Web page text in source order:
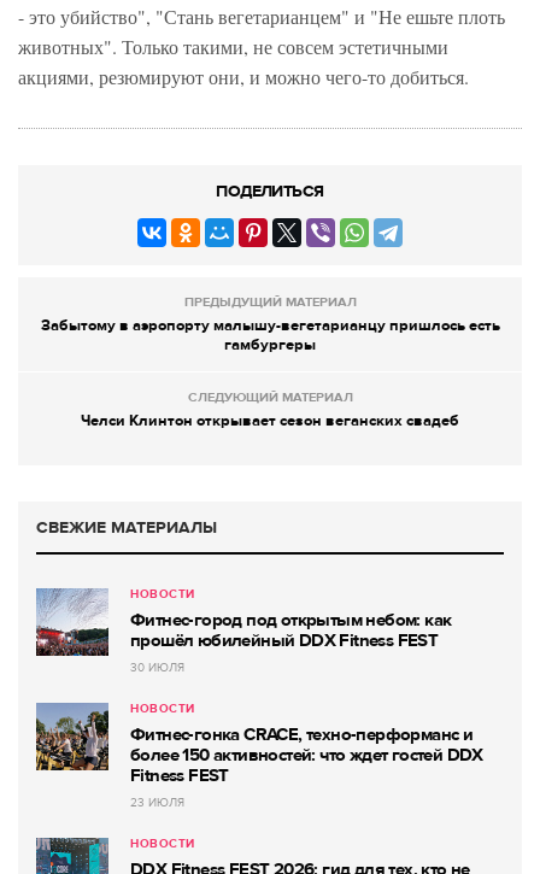
- это убийство", "Стань вегетарианцем" и "Не ешьте плоть
животных". Только такими, не совсем эстетичными
акциями, резюмируют они, и можно чего-то добиться.
ПОДЕЛИТЬСЯ
ПРЕДЫДУЩИЙ МАТЕРИАЛ
Забытому в аэропорту малышу-вегетарианцу пришлось есть
гамбургеры
СЛЕДУЮЩИЙ МАТЕРИАЛ
Челси Клинтон открывает сезон веганских свадеб
СВЕЖИЕ МАТЕРИАЛЫ
НОВОСТИ
Фитнес-город под открытым небом: как
прошёл юбилейный DDX Fitness FEST
30 ИЮЛЯ
НОВОСТИ
Фитнес-гонка CRACE, техно-перформанс и
более 150 активностей: что ждет гостей DDX
Fitness FEST
23 ИЮЛЯ
НОВОСТИ
DDX Fitness FEST 2026: гид для тех, кто не